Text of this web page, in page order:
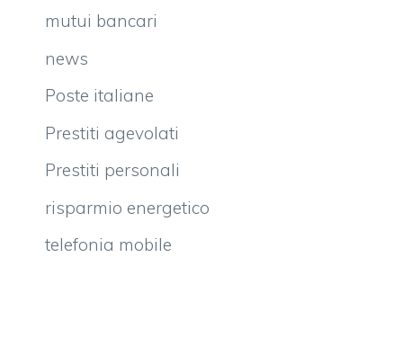
mutui bancari
news
Poste italiane
Prestiti agevolati
Prestiti personali
risparmio energetico
telefonia mobile